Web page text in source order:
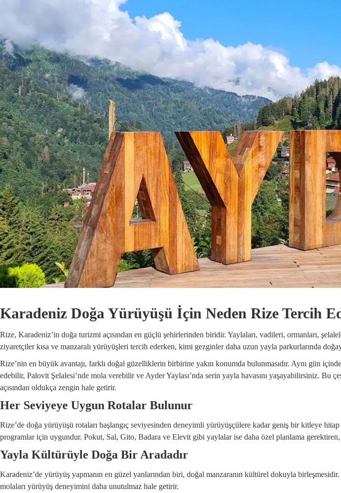
Karadeniz Doğa Yürüyüşü İçin Neden Rize Tercih
Rize, Karadeniz’in doğa turizmi açısından en güçlü şehirlerinden biridir. Yaylaları, vadileri, ormanları,
ziyaretçiler kısa ve manzaralı yürüyüşleri tercih ederken, kimi gezginler daha uzun yayla parkurlarında
Rize’nin en büyük avantajı, farklı doğal güzelliklerin birbirine yakın konumda bulunmasıdır. Aynı gün
edebilir, Palovit Şelalesi’nde mola verebilir ve Ayder Yaylası’nda serin yayla havasını yaşayabilirsiniz.
açısından oldukça zengin hale getirir.
Her Seviyeye Uygun Rotalar Bulunur
Rize’de doğa yürüyüşü rotaları başlangıç seviyesinden deneyimli yürüyüşçülere kadar geniş bir kitleye
programlar için uygundur. Pokut, Sal, Gito, Badara ve Elevit gibi yaylalar ise daha özel planlama gerektiren,
Yayla Kültürüyle Doğa Bir Aradadır
Karadeniz’de yürüyüş yapmanın en güzel yanlarından biri, doğal manzaranın kültürel dokuyla
molaları yürüyüş deneyimini daha unutulmaz hale getirir.